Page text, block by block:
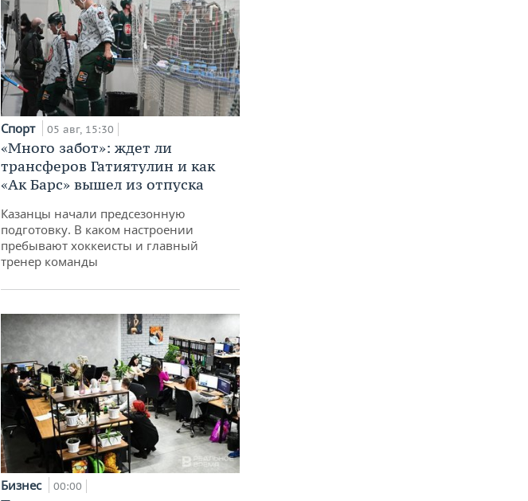
Спорт 05 авг, 15:30
«Много забот»: ждет ли
трансферов Гатиятулин и как
«Ак Барс» вышел из отпуска
Казанцы начали предсезонную
подготовку. В каком настроении
пребывают хоккеисты и главный
тренер команды
Бизнес 00:00